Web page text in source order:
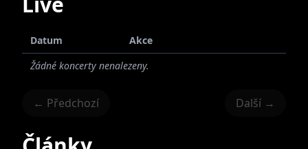
Datum
Akce
Žádné koncerty nenalezeny.
← Předchozí Další →